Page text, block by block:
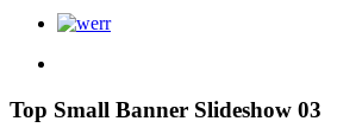
Top Small Banner Slideshow 03